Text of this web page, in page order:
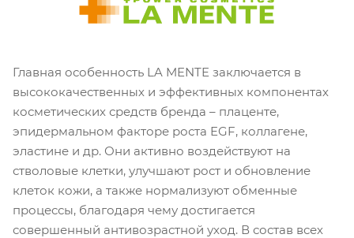
Главная особенность LA MENTE заключается в
высококачественных и эффективных компонентах
косметических средств бренда – плаценте,
эпидермальном факторе роста EGF, коллагене,
эластине и др. Они активно воздействуют на
стволовые клетки, улучшают рост и обновление
клеток кожи, а также нормализуют обменные
процессы, благодаря чему достигается
совершенный антивозрастной уход. В состав всех